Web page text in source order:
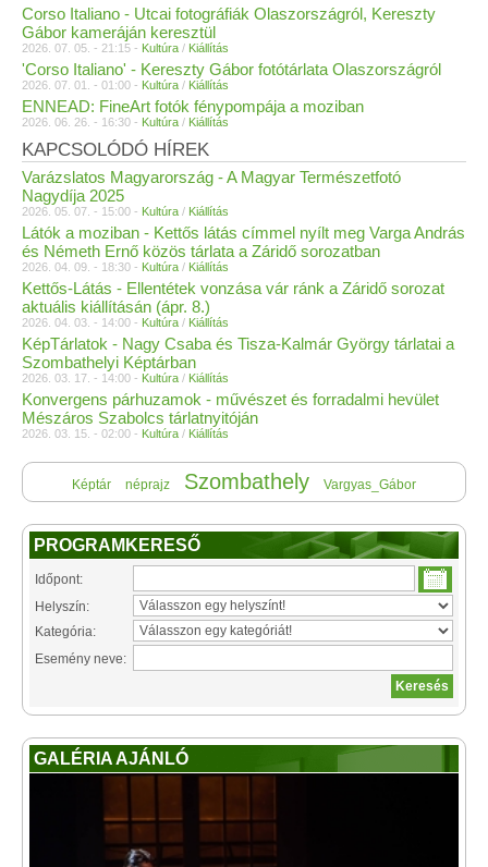
Corso Italiano - Utcai fotográfiák Olaszországról, Kereszty
Gábor kameráján keresztül
2026. 07. 05. - 21:15 - Kultúra / Kiállítás
'Corso Italiano' - Kereszty Gábor fotótárlata Olaszországról
2026. 07. 01. - 01:00 - Kultúra / Kiállítás
ENNEAD: FineArt fotók fénypompája a moziban
2026. 06. 26. - 16:30 - Kultúra / Kiállítás
KAPCSOLÓDÓ HÍREK
Varázslatos Magyarország - A Magyar Természetfotó
Nagydíja 2025
2026. 05. 07. - 15:00 - Kultúra / Kiállítás
Látók a moziban - Kettős látás címmel nyílt meg Varga András
és Németh Ernő közös tárlata a Záridő sorozatban
2026. 04. 09. - 18:30 - Kultúra / Kiállítás
Kettős-Látás - Ellentétek vonzása vár ránk a Záridő sorozat
aktuális kiállításán (ápr. 8.)
2026. 04. 03. - 14:00 - Kultúra / Kiállítás
KépTárlatok - Nagy Csaba és Tisza-Kalmár György tárlatai a
Szombathelyi Képtárban
2026. 03. 17. - 14:00 - Kultúra / Kiállítás
Konvergens párhuzamok - művészet és forradalmi hevület
Mészáros Szabolcs tárlatnyitóján
2026. 03. 15. - 02:00 - Kultúra / Kiállítás
Képtár néprajz Szombathely Vargyas_Gábor
PROGRAMKERESŐ
Időpont:
Helyszín:
Kategória:
Esemény neve:
GALÉRIA AJÁNLÓ